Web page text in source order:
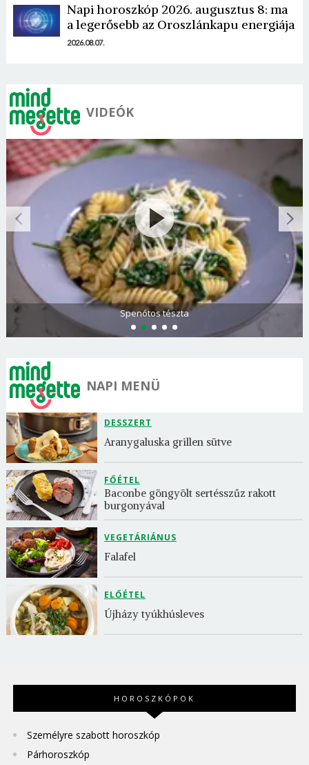
Napi horoszkóp 2026. augusztus 8: ma
a legerősebb az Oroszlánkapu energiája
2026.08.07.
VIDEÓK
Spenótos tészta
NAPI MENÜ
DESSZERT
Aranygaluska grillen sütve
FŐÉTEL
Baconbe göngyölt sertésszűz rakott
burgonyával
VEGETÁRIÁNUS
Falafel
ELŐÉTEL
Újházy tyúkhúsleves
HOROSZKÓPOK
Személyre szabott horoszkóp
Párhoroszkóp
Jelszó